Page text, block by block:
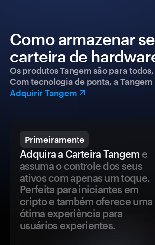
Como armazenar
carteira de
Os produtos Tangem são para
Com tecnologia de ponta, a
Adquirir Tangem
Primeiramente
Adquira a Carteira Tangem e
assuma o controle dos seus
ativos com apenas um toque.
Perfeita para iniciantes em
cripto e também oferece uma
ótima experiência para
usuários experientes.